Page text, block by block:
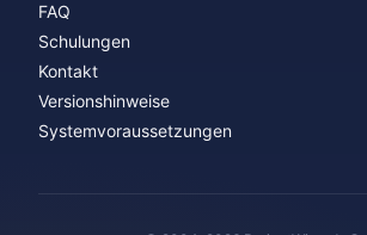
FAQ
Schulungen
Kontakt
Versionshinweise
Systemvoraussetzungen